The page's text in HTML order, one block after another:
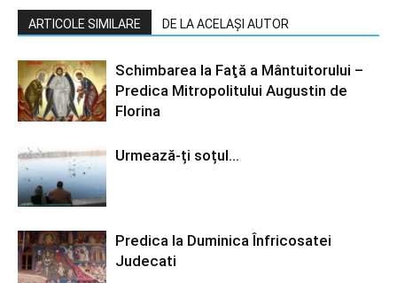
ARTICOLE SIMILARE DE LA ACELAȘI AUTOR
Schimbarea la Faţă a Mântuitorului –
Predica Mitropolitului Augustin de
Florina
Urmează-ți soțul…
Predica la Duminica Înfricosatei
Judecati